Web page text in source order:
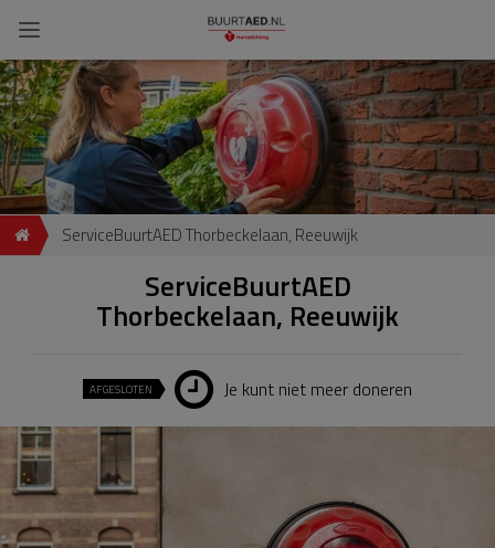
ServiceBuurtAED Thorbeckelaan, Reeuwijk
ServiceBuurtAED
Thorbeckelaan, Reeuwijk
AFGESLOTEN Je kunt niet meer doneren